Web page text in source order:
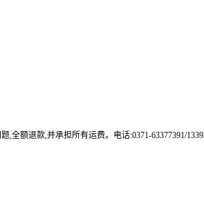
额退款,并承担所有运费。电话:0371-63377391/